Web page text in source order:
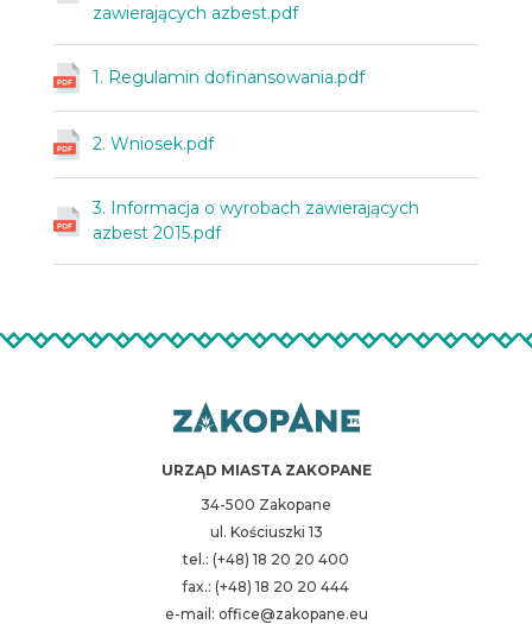
zawierających azbest.pdf
1. Regulamin dofinansowania.pdf
2. Wniosek.pdf
3. Informacja o wyrobach zawierających
azbest 2015.pdf
URZĄD MIASTA ZAKOPANE
34-500 Zakopane
ul. Kościuszki 13
tel.: (+48) 18 20 20 400
fax.: (+48) 18 20 20 444
e-mail: office@zakopane.eu